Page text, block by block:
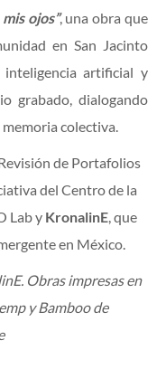
ojos”, una obra que
en San Jacinto
artificial y
grabado, dialogando
colectiva.
de Portafolios
del Centro de la
Lab y KronalinE , que
en México.
Obras impresas en
y Bamboo de